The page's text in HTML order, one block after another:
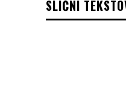
SLIČNI